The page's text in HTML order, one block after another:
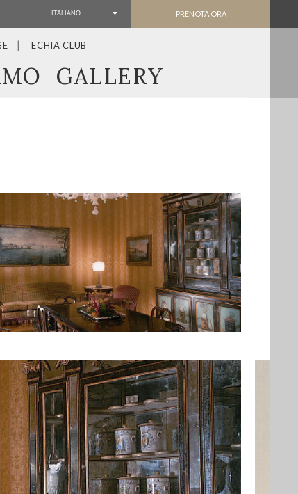
PRENOTA ORA
ITALIANO
ECHIA CLUB
GALLERY